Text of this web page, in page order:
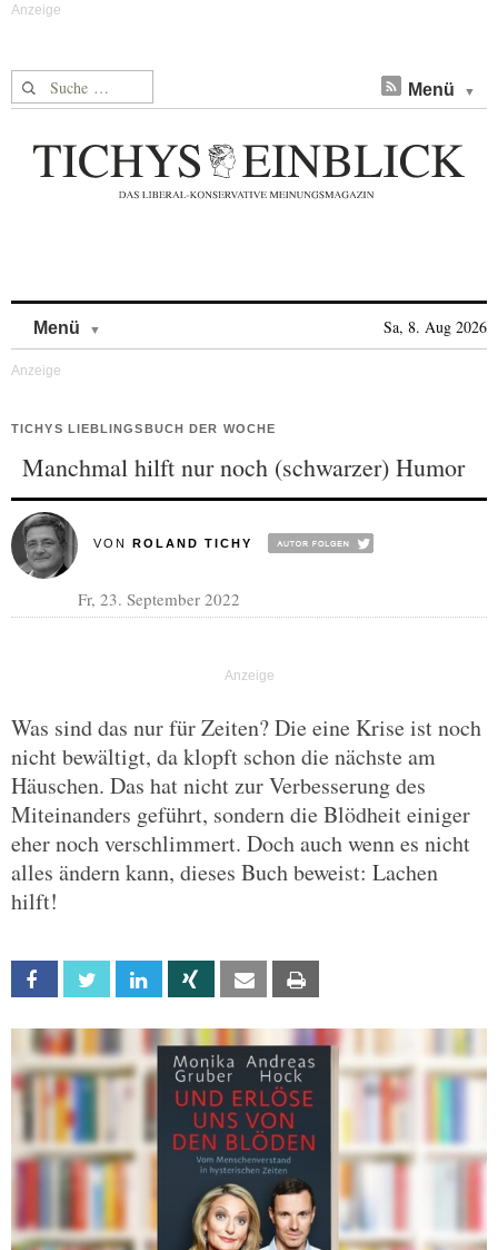
Suche nach: Menü
Menü Sa, 8. Aug 2026
TICHYS LIEBLINGSBUCH DER WOCHE
Manchmal hilft nur noch (schwarzer) Humor
VON ROLAND TICHY
Fr, 23. September 2022
Was sind das nur für Zeiten? Die eine Krise ist noch
nicht bewältigt, da klopft schon die nächste am
Häuschen. Das hat nicht zur Verbesserung des
Miteinanders geführt, sondern die Blödheit einiger
eher noch verschlimmert. Doch auch wenn es nicht
alles ändern kann, dieses Buch beweist: Lachen
hilft!
Facebook Twitter Linkedin Xing Email